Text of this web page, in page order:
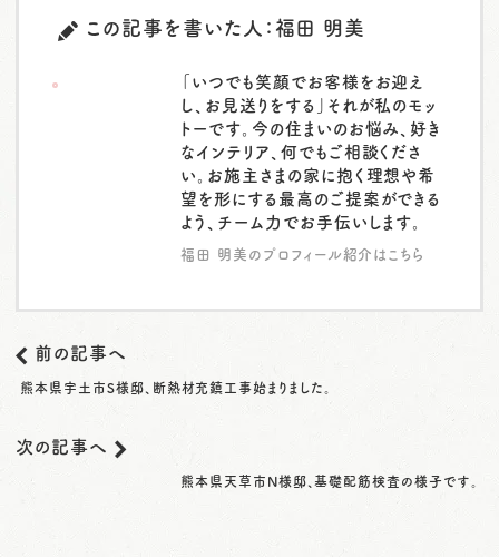
この記事を書いた人：福田 明美
「いつでも笑顔でお客様をお迎え
し、お見送りをする」それが私のモッ
トーです。今の住まいのお悩み、好き
なインテリア、何でもご相談くださ
い。お施主さまの家に抱く理想や希
望を形にする最高のご提案ができる
よう、チーム力でお手伝いします。
福田 明美のプロフィール紹介はこちら
前の記事へ
熊本県宇土市S様邸、断熱材充鎮工事始まりました。
次の記事へ
熊本県天草市N様邸、基礎配筋検査の様子です。